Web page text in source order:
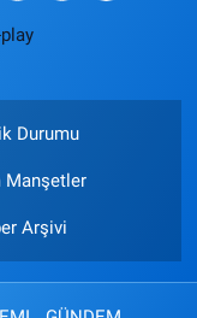
Durumu
Manşetler
Arşivi